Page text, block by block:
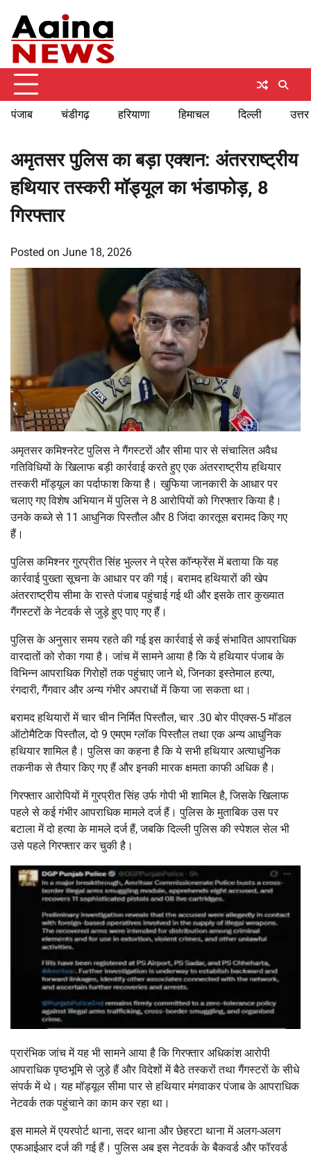
content
पंजाब चंडीगढ़ हरियाणा हिमाचल दिल्ली
अमृतसर पुलिस का बड़ा एक्शन: अंतरराष्ट्रीय
हथियार तस्करी मॉड्यूल का भंडाफोड़, 8
गिरफ्तार
Posted on June 18, 2026
अमृतसर कमिश्नरेट पुलिस ने गैंगस्टरों और सीमा पार से संचालित अवैध
गतिविधियों के खिलाफ बड़ी कार्रवाई करते हुए एक अंतरराष्ट्रीय हथियार
तस्करी मॉड्यूल का पर्दाफाश किया है। खुफिया जानकारी के आधार पर
चलाए गए विशेष अभियान में पुलिस ने 8 आरोपियों को गिरफ्तार किया है।
उनके कब्जे से 11 आधुनिक पिस्तौल और 8 जिंदा कारतूस बरामद किए गए
हैं।
पुलिस कमिश्नरगुरप्रीत सिंह भुल्लरने प्रेस कॉन्फ्रेंस में बताया कि यह
कार्रवाई पुख्ता सूचना के आधार पर की गई। बरामद हथियारों की खेप
अंतरराष्ट्रीय सीमा के रास्ते पंजाब पहुंचाई गई थी और इसके तार कुख्यात
गैंगस्टरों के नेटवर्क से जुड़े हुए पाए गए हैं।
पुलिस के अनुसार समय रहते की गई इस कार्रवाई से कई संभावित आपराधिक
वारदातों को रोका गया है। जांच में सामने आया है कि ये हथियार पंजाब के
विभिन्न आपराधिक गिरोहों तक पहुंचाए जाने थे, जिनका इस्तेमाल हत्या,
रंगदारी, गैंगवार और अन्य गंभीर अपराधों में किया जा सकता था।
बरामद हथियारों में चार चीन निर्मित पिस्तौल, चार .30 बोर पीएक्स-5 मॉडल
ऑटोमैटिक पिस्तौल, दो 9 एमएम ग्लॉक पिस्तौल तथा एक अन्य आधुनिक
हथियार शामिल है। पुलिस का कहना है कि ये सभी हथियार अत्याधुनिक
तकनीक से तैयार किए गए हैं और इनकी मारक क्षमता काफी अधिक है।
गिरफ्तार आरोपियों में गुरप्रीत सिंह उर्फ गोपी भी शामिल है, जिसके खिलाफ
पहले से कई गंभीर आपराधिक मामले दर्ज हैं। पुलिस के मुताबिक उस पर
बटाला में दो हत्या के मामले दर्ज हैं, जबकि दिल्ली पुलिस की स्पेशल सेल भी
उसे पहले गिरफ्तार कर चुकी है।
प्रारंभिक जांच में यह भी सामने आया है कि गिरफ्तार अधिकांश आरोपी
आपराधिक पृष्ठभूमि से जुड़े हैं और विदेशों में बैठे तस्करों तथा गैंगस्टरों के सीधे
संपर्क में थे। यह मॉड्यूल सीमा पार से हथियार मंगवाकर पंजाब के आपराधिक
नेटवर्क तक पहुंचाने का काम कर रहा था।
इस मामले में एयरपोर्ट थाना, सदर थाना और छेहरटा थाना में अलग-अलग
एफआईआर दर्ज की गई हैं। पुलिस अब इस नेटवर्क के बैकवर्ड और फॉरवर्ड